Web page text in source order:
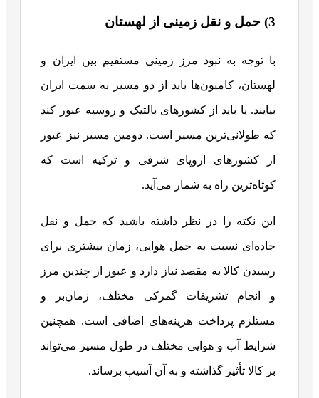
3) حمل و نقل زمینی از لهستان
با توجه به نبود مرز زمینی مستقیم بین ایران و
لهستان، کامیون‌ها باید از دو مسیر به سمت ایران
بیایند. یا باید از کشورهای بالتیک و روسیه عبور کند
که طولانی‌ترین مسیر است. دومین مسیر نیز عبور
از کشورهای اروپای شرقی و ترکیه است که
کوتاه‌ترین راه به شمار می‌آید.
این نکته را در نظر داشته باشید که حمل و نقل
جاده‌ای نسبت به حمل هوایی، زمان بیشتری برای
رسیدن کالا به مقصد نیاز دارد و عبور از چندین مرز
و انجام تشریفات گمرکی مختلف، زمان‌بر و
مستلزم پرداخت هزینه‌های اضافی است. همچنین
شرایط آب و هوایی مختلف در طول مسیر می‌تواند
بر کالا تأثیر گذاشته و به آن آسیب برساند.